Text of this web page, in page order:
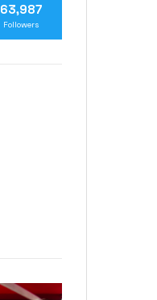
63,987
Followers